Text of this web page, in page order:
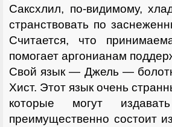
Саксхлил, по-видимому,
странствовать по
Считается, что
помогает аргонианам
Свой язык — Джель —
Хист. Этот язык очень
которые могут
преимущественно состоит